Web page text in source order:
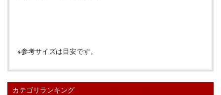
※参考サイズは目安です。
カテゴリランキング